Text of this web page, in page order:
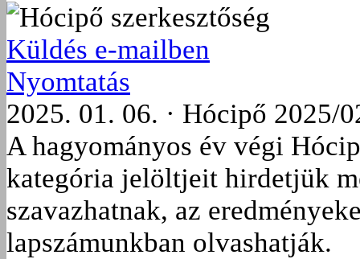
Hócipő szerkesztőség
Küldés e-mailben
Nyomtatás
2025. 01. 06. · Hócipő 2025/
A hagyományos év végi
kategória jelöltjeit hirdetjük
szavazhatnak, az
lapszámunkban olvashatják.